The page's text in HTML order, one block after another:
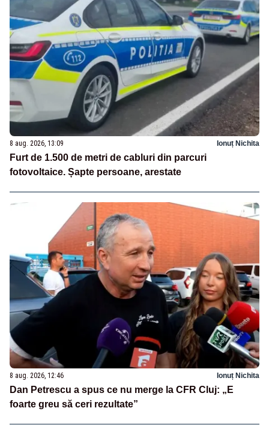
8 aug. 2026, 13:09 Ionuț Nichita
Furt de 1.500 de metri de cabluri din parcuri
fotovoltaice. Șapte persoane, arestate
8 aug. 2026, 12:46 Ionuț Nichita
Dan Petrescu a spus ce nu merge la CFR Cluj: „E
foarte greu să ceri rezultate”